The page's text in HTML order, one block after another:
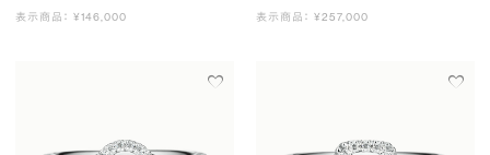
表示商品： ¥146,000 表示商品： ¥257,000